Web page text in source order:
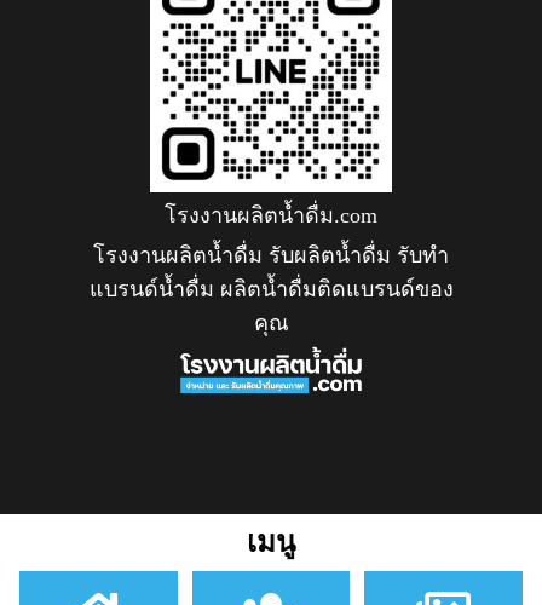
โรงงานผลิตน้ำดื่ม.com
โรงงานผลิตน้ำดื่ม รับผลิตน้ำดื่ม รับทำ
แบรนด์น้ำดื่ม ผลิตน้ำดื่มติดแบรนด์ของ
คุณ
เมนู